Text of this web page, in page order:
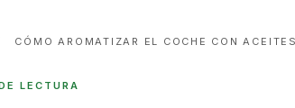
CÓMO AROMATIZAR EL COCHE CON
LECTURA